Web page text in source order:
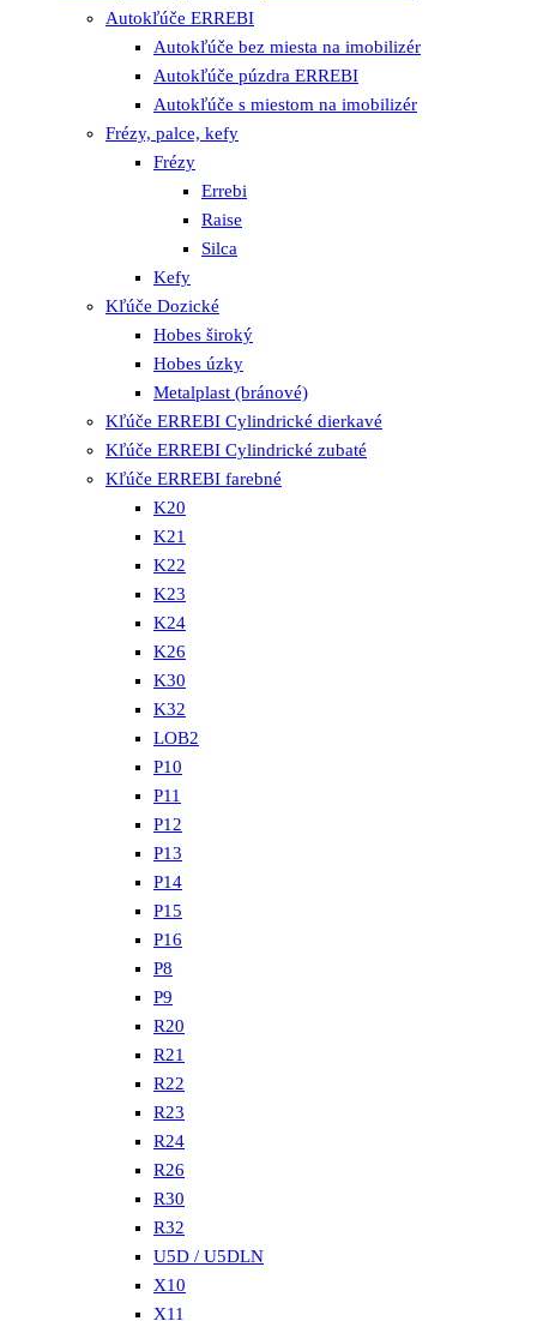
Autokľúče ERREBI
Autokľúče bez miesta na imobilizér
Autokľúče púzdra ERREBI
Autokľúče s miestom na imobilizér
Frézy, palce, kefy
Frézy
Errebi
Raise
Silca
Kefy
Kľúče Dozické
Hobes široký
Hobes úzky
Metalplast (bránové)
Kľúče ERREBI Cylindrické dierkavé
Kľúče ERREBI Cylindrické zubaté
Kľúče ERREBI farebné
K20
K21
K22
K23
K24
K26
K30
K32
LOB2
P10
P11
P12
P13
P14
P15
P16
P8
P9
R20
R21
R22
R23
R24
R26
R30
R32
U5D / U5DLN
X10
X11